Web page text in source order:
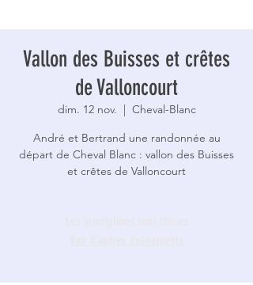
Vallon des Buisses et crêtes
de Valloncourt
dim. 12 nov.
  |
Cheval-Blanc
André et Bertrand une randonnée au
départ de Cheval Blanc : vallon des Buisses
et crêtes de Valloncourt